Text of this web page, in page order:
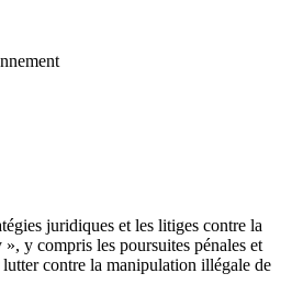
juridiques et les litiges contre la
y compris les poursuites pénales et
contre la manipulation illégale de